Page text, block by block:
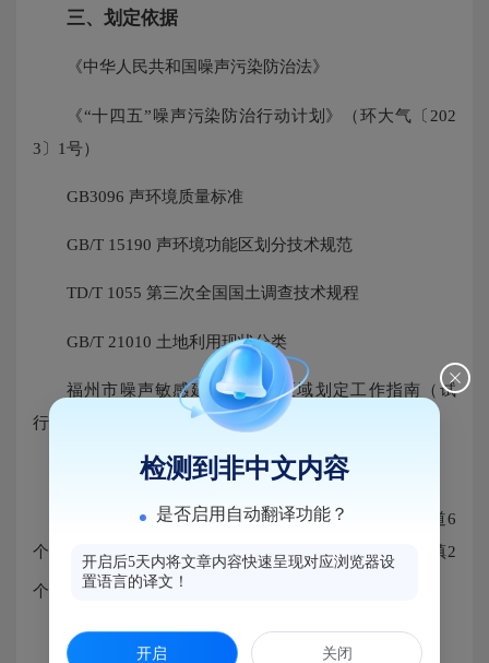
三、划定依据
《中华人民共和国噪声污染防治法》
《“十四五”噪声污染防治行动计划》（环大气〔202
3〕1号）
GB3096 声环境质量标准
GB/T 15190 声环境功能区划分技术规范
TD/T 1055 第三次全国国土调查技术规程
GB/T 21010 土地利用现状分类
福州市噪声敏感建筑物集中区域划定工作指南（试
行）
四、划定范围
本次划定17个噪声集中区域，马尾镇9个、罗星街道6
个（其中3个区域涉及马尾镇与罗星街道共有）、亭江镇2
个、琅岐镇2个，集中区域面积9.85km
五、管理规定
检测到非中文内容
是否启用自动翻译功能？
开启后5天内将文章内容快速呈现对应浏览器设
置语言的译文！
开启 关闭